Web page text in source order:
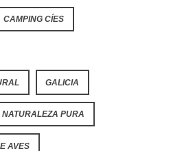
CAMPING CÍES
GALICIA
NATURALEZA PURA
AVES